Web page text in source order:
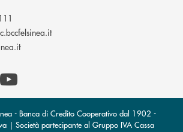
(si apre l’app di posta
(si apre l’app di posta elettronica)
- Banca di Credito Cooperativo dal 1902 -
| Società partecipante al Gruppo IVA Cassa